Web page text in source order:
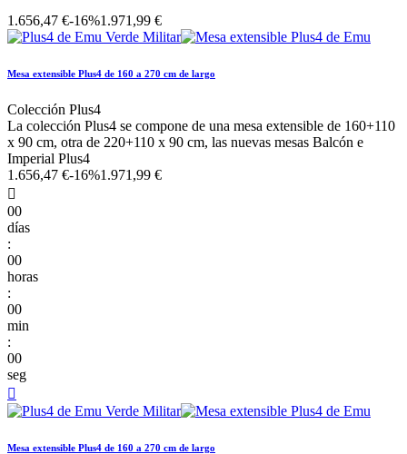
1.656,47 €-16%1.971,99 €
Mesa extensible Plus4 de 160 a 270 cm de largo
Colección Plus4
La colección Plus4 se compone de una mesa extensible de 160+110
x 90 cm, otra de 220+110 x 90 cm, las nuevas mesas Balcón e
Imperial Plus4
1.656,47 €-16%1.971,99 €

00
días
:
00
horas
:
00
min
:
00
seg

Mesa extensible Plus4 de 160 a 270 cm de largo